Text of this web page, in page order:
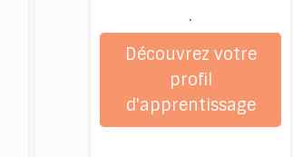
.
Découvrez votre
profil
d'apprentissage